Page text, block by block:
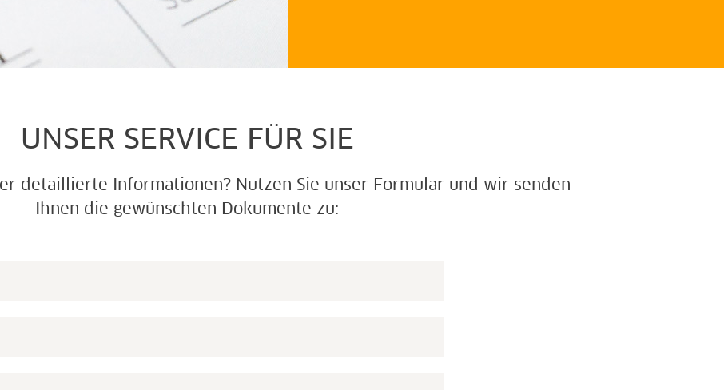
UNSER SERVICE FÜR SIE
detaillierte Informationen? Nutzen Sie unser Formular und wir senden
Ihnen die gewünschten Dokumente zu: